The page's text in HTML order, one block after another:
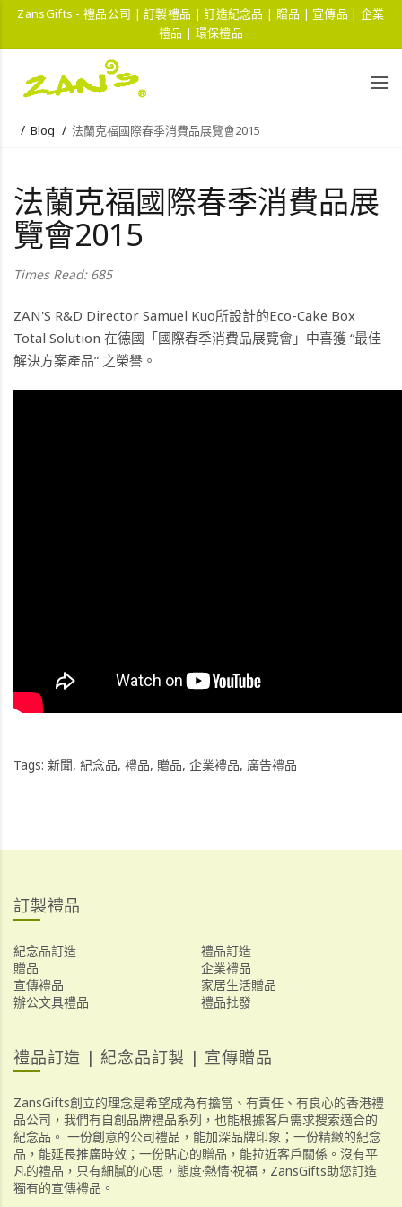
ZansGifts - 禮品公司 | 訂製禮品 | 訂造紀念品 | 贈品 | 宣傳品 | 企業
禮品 | 環保禮品
Blog 法蘭克福國際春季消費品展覽會2015
法蘭克福國際春季消費品展
覽會2015
Times Read: 685
ZAN'S R&D Director Samuel Kuo所設計的Eco-Cake Box
Total Solution 在德國「國際春季消費品展覽會」中喜獲 “最佳
解決方案產品” 之榮譽。
Tags: 新聞, 紀念品, 禮品, 贈品, 企業禮品, 廣告禮品
訂製禮品
紀念品訂造
禮品訂造
贈品
企業禮品
宣傳禮品
家居生活贈品
辦公文具禮品
禮品批發
禮品訂造 | 紀念品訂製 | 宣傳贈品
ZansGifts創立的理念是希望成為有擔當、有責任、有良心的香港禮
品公司，我們有自創品牌禮品系列，也能根據客戶需求搜索適合的
紀念品。 一份創意的公司禮品，能加深品牌印象；一份精緻的紀念
品，能延長推廣時效；一份貼心的贈品，能拉近客戶關係。沒有平
凡的禮品，只有細膩的心思，態度·熱情·祝福，ZansGifts助您訂造
獨有的宣傳禮品。